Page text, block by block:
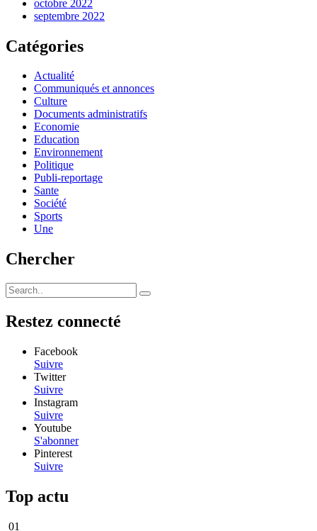
octobre 2022
septembre 2022
Catégories
Actualité
Communiqués et annonces
Culture
Documents administratifs
Economie
Education
Environnement
Politique
Publi-reportage
Sante
Société
Sports
Une
Chercher
Restez connecté
Facebook
Suivre
Twitter
Suivre
Instagram
Suivre
Youtube
S'abonner
Pinterest
Suivre
Top actu
01